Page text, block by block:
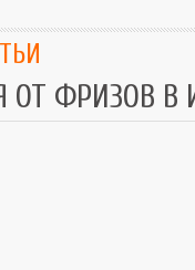
ФРИЗОВ В